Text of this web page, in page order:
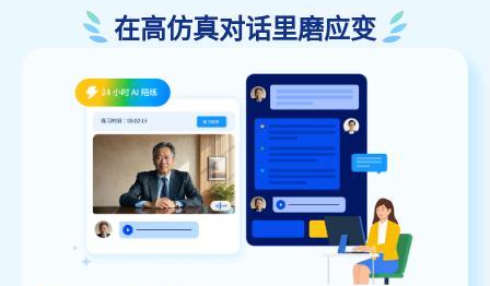
在高仿真对话里磨应变